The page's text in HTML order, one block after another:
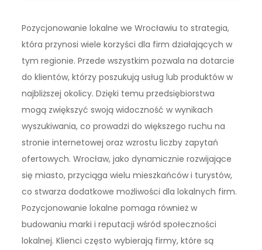
Pozycjonowanie lokalne we Wrocławiu to strategia,
która przynosi wiele korzyści dla firm działających w
tym regionie. Przede wszystkim pozwala na dotarcie
do klientów, którzy poszukują usług lub produktów w
najbliższej okolicy. Dzięki temu przedsiębiorstwa
mogą zwiększyć swoją widoczność w wynikach
wyszukiwania, co prowadzi do większego ruchu na
stronie internetowej oraz wzrostu liczby zapytań
ofertowych. Wrocław, jako dynamicznie rozwijające
się miasto, przyciąga wielu mieszkańców i turystów,
co stwarza dodatkowe możliwości dla lokalnych firm.
Pozycjonowanie lokalne pomaga również w
budowaniu marki i reputacji wśród społeczności
lokalnej. Klienci często wybierają firmy, które są